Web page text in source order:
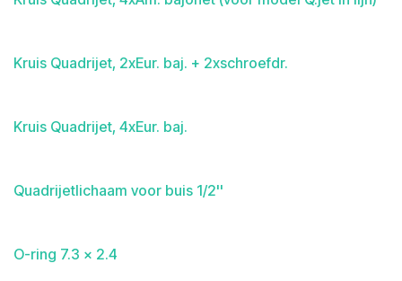
Kruis Quadrijet, 2xEur. baj. + 2xschroefdr.
Kruis Quadrijet, 4xEur. baj.
Quadrijetlichaam voor buis 1/2''
O-ring 7.3 x 2.4